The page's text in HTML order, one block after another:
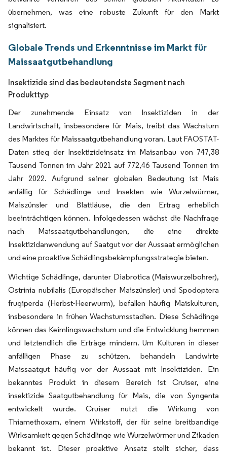
übernehmen, was eine robuste Zukunft für den Markt
signalisiert.
Globale Trends und Erkenntnisse im Markt für
Maissaatgutbehandlung
Insektizide sind das bedeutendste Segment nach
Produkttyp
Der zunehmende Einsatz von Insektiziden in der
Landwirtschaft, insbesondere für Mais, treibt das Wachstum
des Marktes für Maissaatgutbehandlung voran. Laut FAOSTAT-
Daten stieg der Insektizideinsatz im Maisanbau von 747,38
Tausend Tonnen im Jahr 2021 auf 772,46 Tausend Tonnen im
Jahr 2022. Aufgrund seiner globalen Bedeutung ist Mais
anfällig für Schädlinge und Insekten wie Wurzelwürmer,
Maiszünsler und Blattläuse, die den Ertrag erheblich
beeinträchtigen können. Infolgedessen wächst die Nachfrage
nach Maissaatgutbehandlungen, die eine direkte
Insektizidanwendung auf Saatgut vor der Aussaat ermöglichen
und eine proaktive Schädlingsbekämpfungsstrategie bieten.
Wichtige Schädlinge, darunter Diabrotica (Maiswurzelbohrer),
Ostrinia nubilalis (Europäischer Maiszünsler) und Spodoptera
frugiperda (Herbst-Heerwurm), befallen häufig Maiskulturen,
insbesondere in frühen Wachstumsstadien. Diese Schädlinge
können das Keimlingswachstum und die Entwicklung hemmen
und letztendlich die Erträge mindern. Um Kulturen in dieser
anfälligen Phase zu schützen, behandeln Landwirte
Maissaatgut häufig vor der Aussaat mit Insektiziden. Ein
bekanntes Produkt in diesem Bereich ist Cruiser, eine
insektizide Saatgutbehandlung für Mais, die von Syngenta
entwickelt wurde. Cruiser nutzt die Wirkung von
Thiamethoxam, einem Wirkstoff, der für seine breitbandige
Wirksamkeit gegen Schädlinge wie Wurzelwürmer und Zikaden
bekannt ist. Dieser proaktive Ansatz stellt sicher, dass